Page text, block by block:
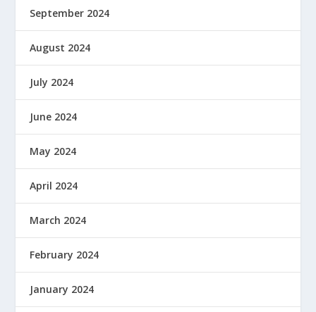
September 2024
August 2024
July 2024
June 2024
May 2024
April 2024
March 2024
February 2024
January 2024